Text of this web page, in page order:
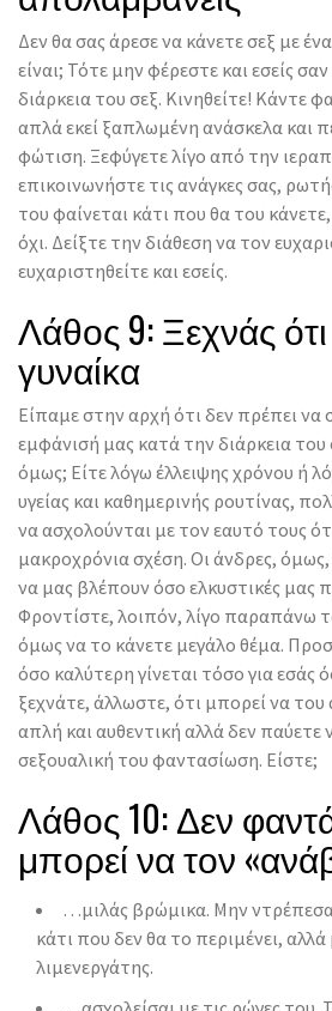
Δεν θα σας άρεσε να κάνετε σεξ με
είναι; Τότε μην φέρεστε και εσείς
διάρκεια του σεξ. Κινηθείτε! Κάντε
απλά εκεί ξαπλωμένη ανάσκελα και
φώτιση. Ξεφύγετε λίγο από την
επικοινωνήστε τις ανάγκες σας,
του φαίνεται κάτι που θα του κάνετε,
όχι. Δείξτε την διάθεση να τον
ευχαριστηθείτε και εσείς.
Λάθος 9: Ξεχνάς ότι
γυναίκα
Είπαμε στην αρχή ότι δεν πρέπει
εμφάνισή μας κατά την διάρκεια
όμως; Είτε λόγω έλλειψης χρόνου ή
υγείας και καθημερινής ρουτίνας,
να ασχολούνται με τον εαυτό τους
μακροχρόνια σχέση. Οι άνδρες, όμως,
να μας βλέπουν όσο ελκυστικές μας
Φροντίστε, λοιπόν, λίγο παραπάνω
όμως να το κάνετε μεγάλο θέμα.
όσο καλύτερη γίνεται τόσο για εσάς
ξεχνάτε, άλλωστε, ότι μπορεί να του
απλή και αυθεντική αλλά δεν παύετε
σεξουαλική του φαντασίωση. Είστε;
Λάθος 10: Δεν
μπορεί να τον
…μιλάς βρώμικα. Μην
κάτι που δεν θα το περιμένει,
λιμενεργάτης.